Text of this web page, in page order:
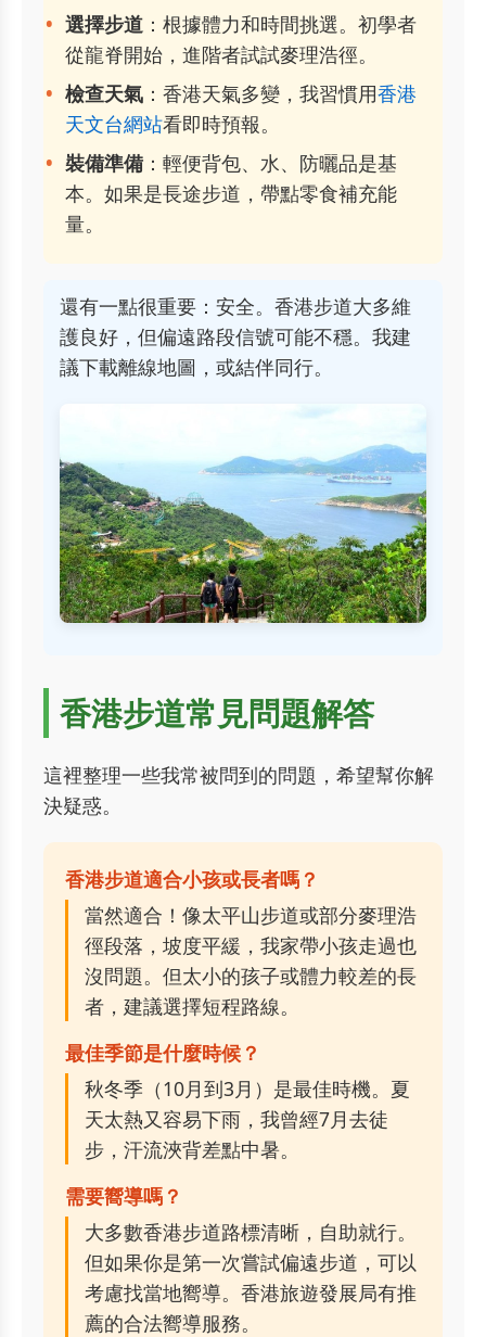
選擇步道 ：根據體力和時間挑選。初學者
從龍脊開始，進階者試試麥理浩徑。
檢查天氣 ：香港天氣多變，我習慣用香港
天文台網站看即時預報。
裝備準備 ：輕便背包、水、防曬品是基
本。如果是長途步道，帶點零食補充能
量。
還有一點很重要：安全。香港步道大多維
護良好，但偏遠路段信號可能不穩。我建
議下載離線地圖，或結伴同行。
香港步道常見問題解答
這裡整理一些我常被問到的問題，希望幫你解
決疑惑。
香港步道適合小孩或長者嗎？
當然適合！像太平山步道或部分麥理浩
徑段落，坡度平緩，我家帶小孩走過也
沒問題。但太小的孩子或體力較差的長
者，建議選擇短程路線。
最佳季節是什麼時候？
秋冬季（10月到3月）是最佳時機。夏
天太熱又容易下雨，我曾經7月去徒
步，汗流浹背差點中暑。
需要嚮導嗎？
大多數香港步道路標清晰，自助就行。
但如果你是第一次嘗試偏遠步道，可以
考慮找當地嚮導。香港旅遊發展局有推
薦的合法嚮導服務。